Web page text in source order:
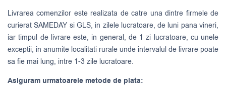
Livrarea comenzilor este realizata de catre una dintre firmele de
curieratSAMEDAY si GLS, in zilele lucratoare, de luni pana vineri,
iar timpul de livrare este, in general, de 1 zi lucratoare, cu unele
exceptii, in anumite localitati rurale unde intervalul de livrare poate
sa fie mai lung, intre 1-3 zile lucratoare.
Asiguram urmatoarele metode de plata: